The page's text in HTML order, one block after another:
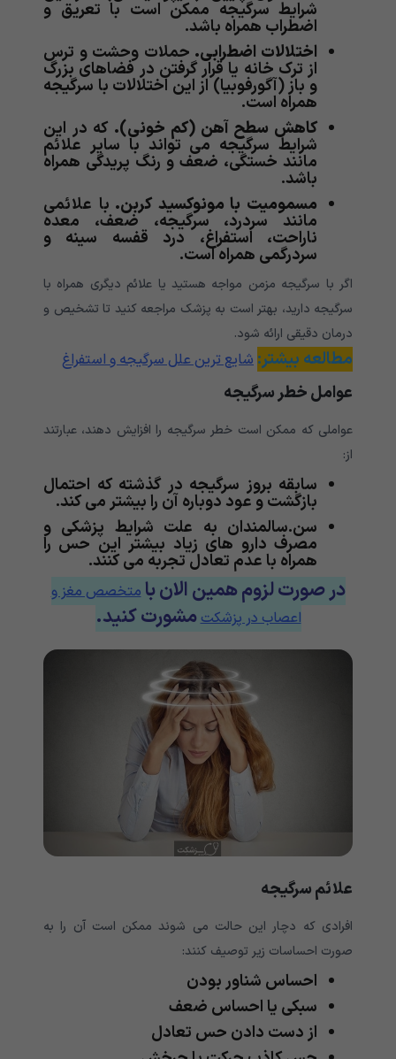
شرایط سرگیجه ممکن است با تعریق و
اضطراب همراه باشد.
اختلالات اضطرابی. حملات وحشت و ترس
از ترک خانه یا قرار گرفتن در فضاهای بزرگ
و باز (آگورفوبیا) از این اختلالات با سرگیجه
همراه است.
کاهش سطح آهن (کم خونی). که در این
شرایط سرگیجه می تواند با سایر علائم
مانند خستگی، ضعف و رنگ پریدگی همراه
باشد.
مسمومیت با مونوکسید کربن. با علائمی
مانند سردرد، سرگیجه، ضعف، معده
ناراحت، استفراغ، درد قفسه سینه و
سردرگمی همراه است.
اگر با سرگیجه مزمن مواجه هستید یا علائم دیگری همراه با
سرگیجه دارید، بهتر است به پزشک مراجعه کنید تا تشخیص و
درمان دقیقی ارائه شود.
مطالعه بیشتر: شایع ترین علل سرگیجه و استفراغ
عوامل خطر سرگیجه
عواملی که ممکن است خطر سرگیجه را افزایش دهند، عبارتند
از:
سابقه بروز سرگیجه در گذشته که احتمال
بازگشت و عود دوباره آن را بیشتر می کند.
سن.سالمندان به علت شرایط پزشکی و
مصرف دارو های زیاد بیشتر این حس را
همراه با عدم تعادل تجربه می کنند.
در صورت لزوم همین الان بامتخصص مغز و
اعصاب در پزشکتمشورت کنید.
علائم سرگیجه
افرادی که دچار این حالت می شوند ممکن است آن را به
صورت احساسات زیر توصیف کنند:
احساس شناور بودن
سبکی یا احساس ضعف
از دست دادن حس تعادل